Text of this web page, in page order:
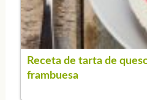
Receta de tarta de
frambuesa